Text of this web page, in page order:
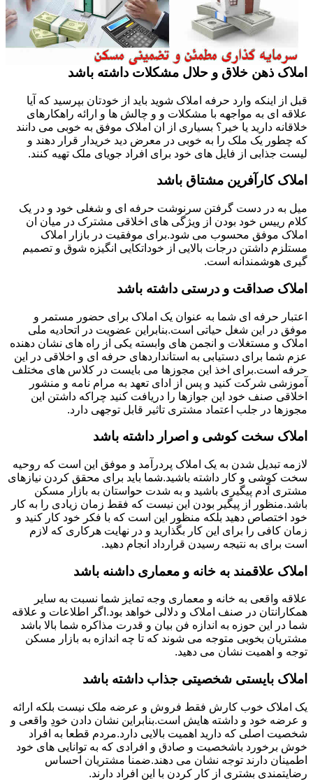
املاک ذهن خلاق و حلال مشکلات داشته باشد
قبل از اینکه وارد حرفه املاک شوید باید از خودتان بپرسید که آیا
علاقه ای به مواجهه با مشکلات و و چالش ها و ارائه راهکارهای
خلاقانه دارید یا خیر؟ بسیاری از ان املاک موفق به خوبی می دانند
که چطور یک ملک را به خوبی در معرض دید خریدار قرار دهند و
لیست جذابی از فایل های خود برای افراد جویای ملک تهیه کنند.
املاک کارآفرین مشتاق باشد
میل به در دست گرفتن سرنوشت حرفه ای و شغلی خود و در یک
کلام رییس خود بودن از ویژگی های اخلاقی مشترک در میان ان
املاک موفق محسوب می شود.برای موفقیت در بازار املاک
مستلزم داشتن درجات بالایی از خوداتکایی انگیزه شوق و تصمیم
گیری هوشمندانه است.
املاک صداقت و درستی داشته باشد
اعتبار حرفه ای شما به عنوان یک املاک برای حضور مستمر و
موفق در این شغل حیاتی است.بنابراین عضویت در اتحادیه ملی
املاک و مستغلات و انجمن های وابسته یکی از راه های نشان دهنده
عزم شما برای دستیابی به استانداردهای حرفه ای و اخلاقی در این
حرفه است.برای اخذ این مجوزها می بایست در کلاس های مختلف
آموزشی شرکت کنید و پس از ادای تعهد به مرام نامه و منشور
اخلاقی صنف خود این جوازها را دریافت کنید چراکه داشتن این
مجوزها در جلب اعتماد مشتری تاثیر قابل توجهی دارد.
املاک سخت کوشی و اصرار داشته باشد
لازمه تبدیل شدن به یک املاک پردرآمد و موفق این است که روحیه
سخت کوشی و کار داشته باشید.شما باید برای محقق کردن نیازهای
مشتری آدم پیگیری باشید و به شدت حواستان به بازار مسکن
باشد.منظور از پیگیر بودن این نیست که فقط زمان زیادی را به کار
خود اختصاص دهید بلکه منظور این است که با فکر خود کار کنید و
زمان کافی را برای این کار بگذارید و در نهایت هرکاری که لازم
است برای به نتیجه رسیدن قرارداد انجام دهید.
املاک علاقمند به خانه و معماری داشنه باشد
علاقه واقعی به خانه و معماری وجه تمایز شما نسبت به سایر
همکارانتان در صنف املاک و دلالی خواهد بود.اگر اطلاعات و علاقه
شما در این حوزه به اندازه فن بیان و قدرت مذاکره شما بالا باشد
مشتریان بخوبی متوجه می شوند که تا چه اندازه به بازار مسکن
توجه و اهمیت نشان می دهید.
املاک بایستی شخصیتی جذاب داشته باشد
یک املاک خوب کارش فقط فروش و عرضه ملک نیست بلکه ارائه
و عرضه خود و داشته هایش است.بنابراین نشان دادن خودِ واقعی و
شخصیت اصلی که دارید اهمیت بالایی دارد.مردم قطعا به افراد
خوش برخورد باشخصیت و صادق و افرادی که به توانایی های خود
اطمینان دارند توجه نشان می دهند.ضمنا مشتریان احساس
رضایتمندی بشتری از کار کردن با این افراد دارند.